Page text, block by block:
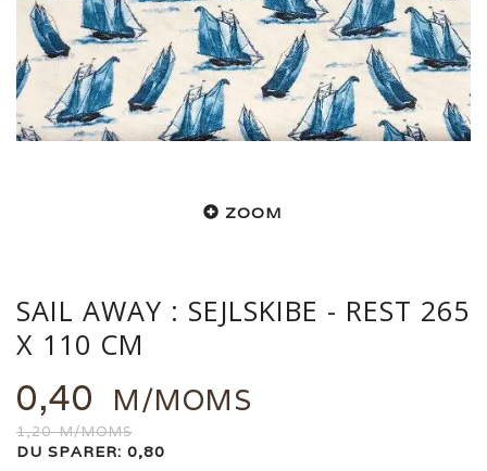
ZOOM
SAIL AWAY : SEJLSKIBE - REST 265
X 110 CM
0,40 M/MOMS
1,20M/MOMS
DU SPARER: 0,80